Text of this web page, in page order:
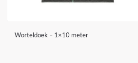
Worteldoek – 1×10 meter